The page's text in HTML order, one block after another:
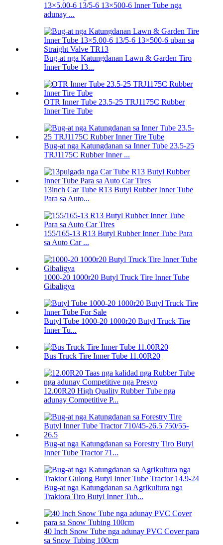
13×5.00-6 13/5-6 13×500-6 Inner Tube nga
adunay ...
Bug-at nga Katungdanan Lawn & Garden Tiro
Inner Tube 13...
OTR Inner Tube 23.5-25 TRJ1175C Rubber
Inner Tire Tube
Bug-at nga Katungdanan sa Inner Tube 23.5-25
TRJ1175C Rubber Inner ...
13inch Car Tube R13 Butyl Rubber Inner Tube
Para sa Auto...
155/165-13 R13 Butyl Rubber Inner Tube Para
sa Auto Car ...
1000-20 1000r20 Butyl Truck Tire Inner Tube
Gibaligya
Butyl Tube 1000-20 1000r20 Butyl Truck Tire
Inner Tu...
Bus Truck Tire Inner Tube 11.00R20
12.00R20 High Quality Rubber Tube nga
adunay Competitive P...
Bug-at nga Katungdanan sa Forestry Tiro Butyl
Inner Tube Tractor 71...
Bug-at nga Katungdanan sa Agrikultura nga
Traktora Tiro Butyl Inner Tub...
40 Inch Snow Tube nga adunay PVC Cover para
sa Snow Tubing 100cm